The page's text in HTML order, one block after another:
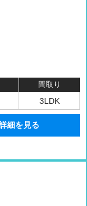
間取り
3LDK
細を見る